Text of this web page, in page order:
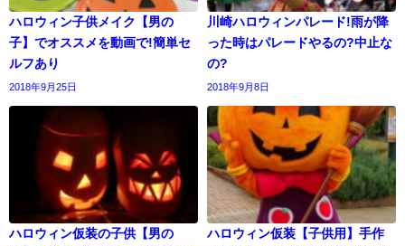
ハロウィン子供メイク【男の
子】でオススメを動画で!簡単セ
ルフあり
2018年9月25日
川崎ハロウィンパレード!雨が降
った時はパレードやるの?中止な
の?
2018年9月8日
ハロウィン仮装の子供【男の
ハロウィン仮装【子供用】手作